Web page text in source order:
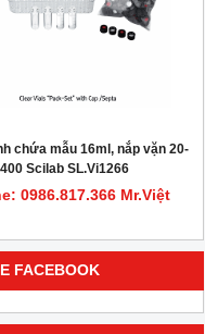
chứa mẫu 16ml, nắp vặn 20-
400 Scilab SL.Vi1266
0986.817.366 Mr.Việt
FACEBOOK